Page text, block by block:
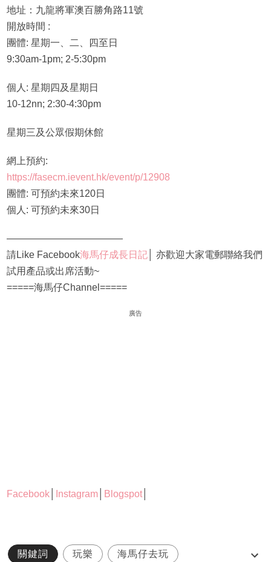
地址：九龍將軍澳百勝角路11號
開放時間 :
團體: 星期一、二、四至日
9:30am-1pm; 2-5:30pm
個人: 星期四及星期日
10-12nn; 2:30-4:30pm
星期三及公眾假期休館
網上預約:
https://fasecm.ievent.hk/event/p/12908
團體: 可預約未來120日
個人: 可預約未來30日
————————————
請Like Facebook海馬仔成長日記│ 亦歡迎大家電郵聯絡我們
試用產品或出席活動~
=====海馬仔Channel=====
廣告
Facebook│ Instagram│ Blogspot│
關鍵詞 玩樂 海馬仔去玩